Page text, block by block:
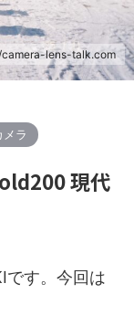
lens-talk.com
メラ
現代
です。今回は